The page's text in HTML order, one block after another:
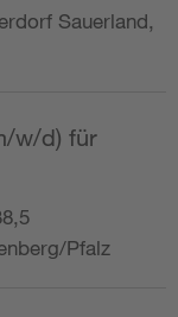
Sauerland,
w/d) für
Pfalz